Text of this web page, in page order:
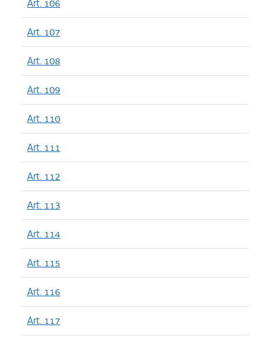
Art. 106
Art. 107
Art. 108
Art. 109
Art. 110
Art. 111
Art. 112
Art. 113
Art. 114
Art. 115
Art. 116
Art. 117